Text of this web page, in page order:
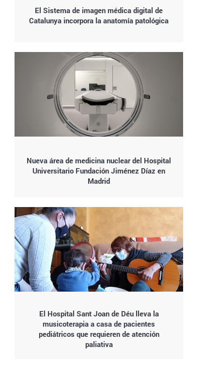
El Sistema de imagen médica digital de
Catalunya incorpora la anatomía patológica
Nueva área de medicina nuclear del Hospital
Universitario Fundación Jiménez Díaz en
Madrid
El Hospital Sant Joan de Déu lleva la
musicoterapia a casa de pacientes
pediátricos que requieren de atención
paliativa